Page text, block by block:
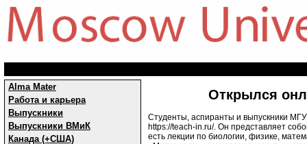
Alma Mater
Работа и карьера
Выпускники
Выпускники ВМиК
Канада (+США)
Открылся
Студенты, аспиранты и выпускники
https://teach-in.ru/. Он представляет
есть лекции по биологии, физике,